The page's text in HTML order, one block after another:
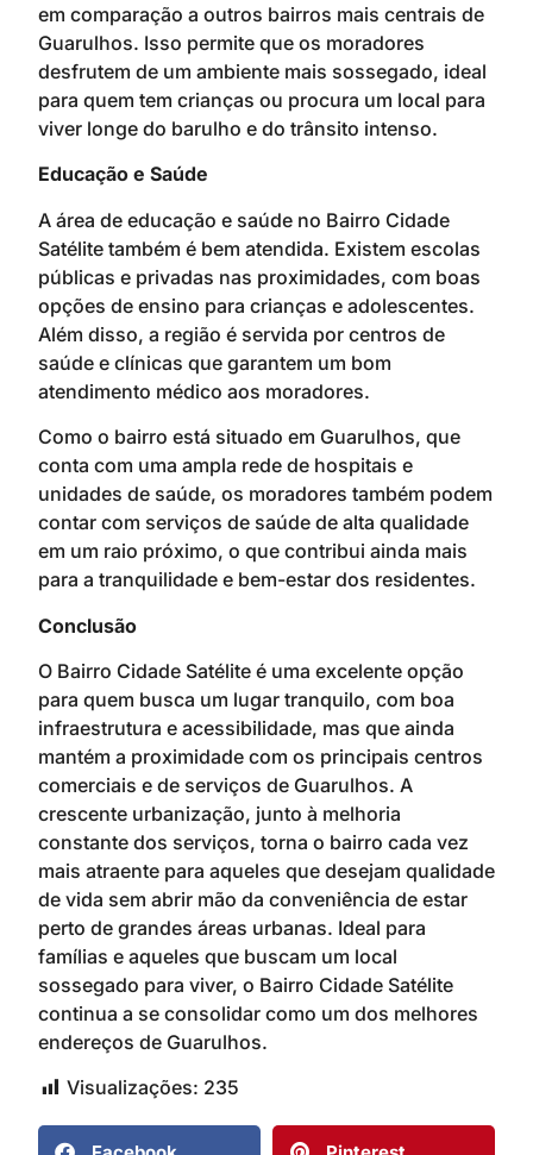
em comparação a outros bairros mais centrais de
Guarulhos. Isso permite que os moradores
desfrutem de um ambiente mais sossegado, ideal
para quem tem crianças ou procura um local para
viver longe do barulho e do trânsito intenso.
Educação e Saúde
A área de educação e saúde no Bairro Cidade
Satélite também é bem atendida. Existem escolas
públicas e privadas nas proximidades, com boas
opções de ensino para crianças e adolescentes.
Além disso, a região é servida por centros de
saúde e clínicas que garantem um bom
atendimento médico aos moradores.
Como o bairro está situado em Guarulhos, que
conta com uma ampla rede de hospitais e
unidades de saúde, os moradores também podem
contar com serviços de saúde de alta qualidade
em um raio próximo, o que contribui ainda mais
para a tranquilidade e bem-estar dos residentes.
Conclusão
O Bairro Cidade Satélite é uma excelente opção
para quem busca um lugar tranquilo, com boa
infraestrutura e acessibilidade, mas que ainda
mantém a proximidade com os principais centros
comerciais e de serviços de Guarulhos. A
crescente urbanização, junto à melhoria
constante dos serviços, torna o bairro cada vez
mais atraente para aqueles que desejam qualidade
de vida sem abrir mão da conveniência de estar
perto de grandes áreas urbanas. Ideal para
famílias e aqueles que buscam um local
sossegado para viver, o Bairro Cidade Satélite
continua a se consolidar como um dos melhores
endereços de Guarulhos.
Visualizações: 235